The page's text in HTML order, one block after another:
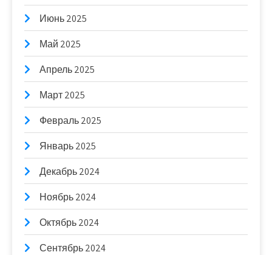
Июнь 2025
Май 2025
Апрель 2025
Март 2025
Февраль 2025
Январь 2025
Декабрь 2024
Ноябрь 2024
Октябрь 2024
Сентябрь 2024